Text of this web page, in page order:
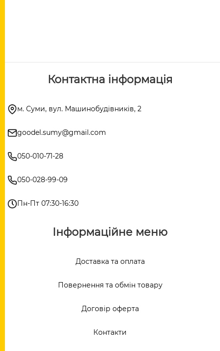
Контактна інформація
м. Суми, вул. Машинобудівників, 2
goodel.sumy@gmail.com
050-010-71-28
050-028-99-09
Пн-Пт 07:30-16:30
Інформаційне меню
Доставка та оплата
Повернення та обмін товару
Договір оферта
Контакти